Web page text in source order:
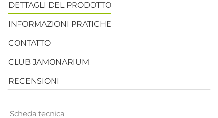
DETTAGLI DEL PRODOTTO
INFORMAZIONI PRATICHE
CONTATTO
CLUB JAMONARIUM
RECENSIONI
Scheda tecnica